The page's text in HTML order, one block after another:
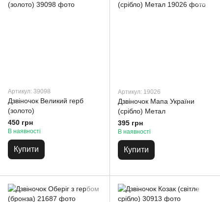
Артикул: 39098
Дзвіночок Великий герб
(золото)
450 грн
В наявності
Купити
Артикул: 19026
Дзвіночок Мапа України
(срібло) Метал
395 грн
В наявності
Купити